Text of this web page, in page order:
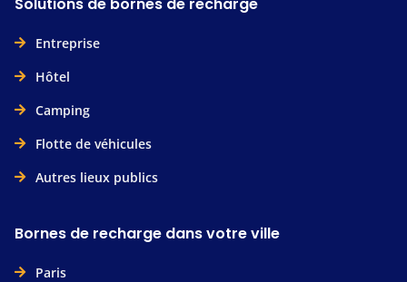
Entreprise
Hôtel
Camping
Flotte de véhicules
Autres lieux publics
Bornes de recharge dans votre ville
Paris